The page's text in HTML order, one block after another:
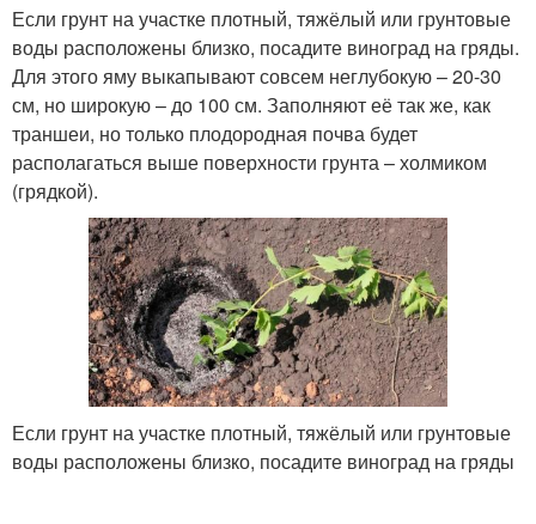
Если грунт на участке плотный, тяжёлый или грунтовые
воды расположены близко, посадите виноград на гряды.
Для этого яму выкапывают совсем неглубокую – 20-30
см, но широкую – до 100 см. Заполняют её так же, как
траншеи, но только плодородная почва будет
располагаться выше поверхности грунта – холмиком
(грядкой).
Если грунт на участке плотный, тяжёлый или грунтовые
воды расположены близко, посадите виноград на гряды